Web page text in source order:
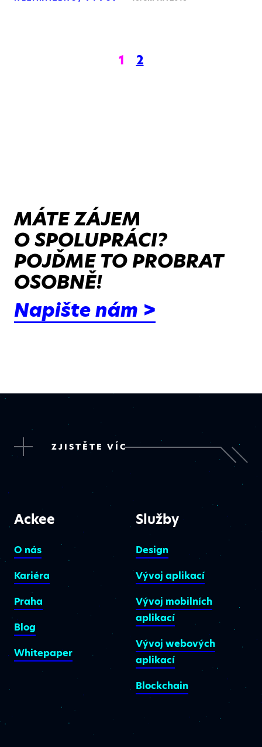
1 2
MÁTE ZÁJEM
O SPOLUPRÁCI?
POJĎME TO PROBRAT
OSOBNĚ!
Napište nám >
ZJISTĚTE VÍC
Ackee
O nás
Kariéra
Praha
Blog
Whitepaper
Služby
Design
Vývoj aplikací
Vývoj mobilních
aplikací
Vývoj webových
aplikací
Blockchain